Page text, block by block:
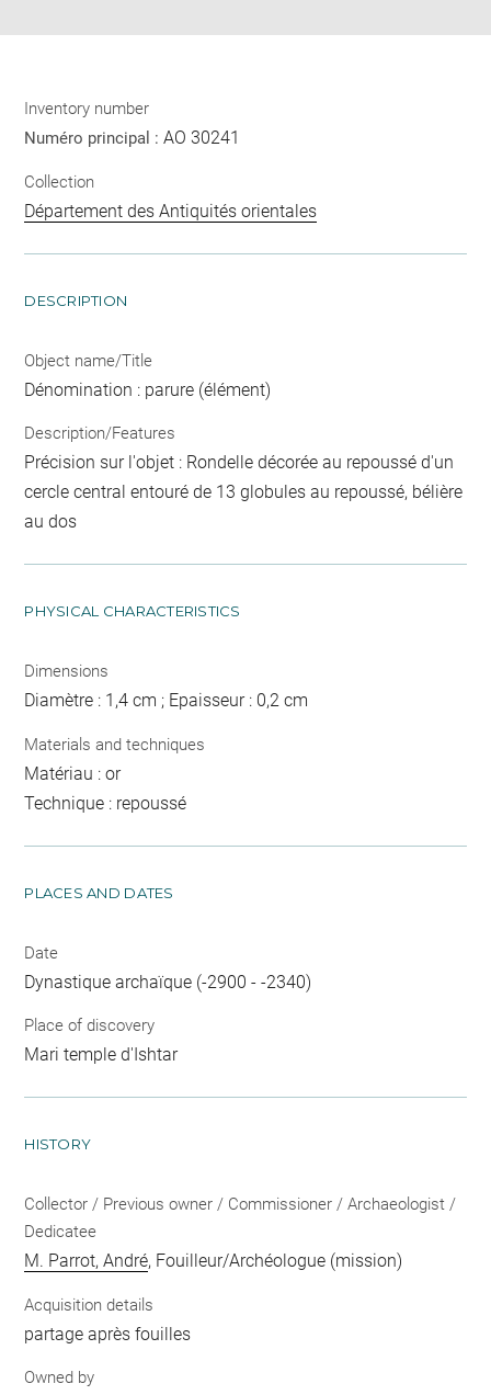
Inventory number
Numéro principal :AO 30241
Collection
Département des Antiquités orientales
DESCRIPTION
Object name/Title
Dénomination : parure (élément)
Description/Features
Précision sur l'objet : Rondelle décorée au repoussé d'un
cercle central entouré de 13 globules au repoussé, bélière
au dos
PHYSICAL CHARACTERISTICS
Dimensions
Diamètre : 1,4 cm ; Epaisseur : 0,2 cm
Materials and techniques
Matériau : or
Technique : repoussé
PLACES AND DATES
Date
Dynastique archaïque (-2900 - -2340)
Place of discovery
Mari temple d'Ishtar
HISTORY
Collector / Previous owner / Commissioner / Archaeologist /
Dedicatee
M. Parrot, André, Fouilleur/Archéologue (mission)
Acquisition details
partage après fouilles
Owned by